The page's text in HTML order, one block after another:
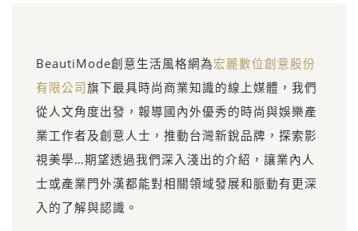
BeautiMode創意生活風格網為宏麗數位創意股份
有限公司旗下最具時尚商業知識的線上媒體，我們
從人文角度出發，報導國內外優秀的時尚與娛樂產
業工作者及創意人士，推動台灣新銳品牌，探索影
視美學…期望透過我們深入淺出的介紹，讓業內人
士或產業門外漢都能對相關領域發展和脈動有更深
入的了解與認識。